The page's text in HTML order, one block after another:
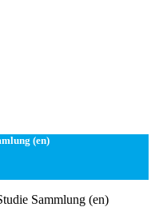
(en)
Sammlung (en)